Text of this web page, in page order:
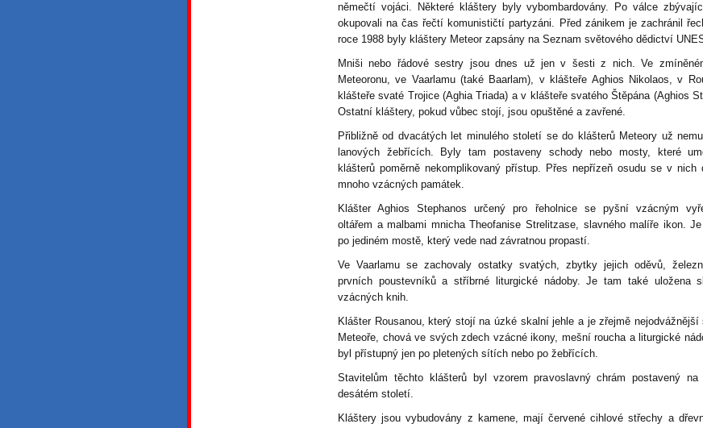
němečtí vojáci. Některé kláštery byly vybombardovány. Po válce
okupovali na čas řečtí komunističtí partyzáni. Před zánikem je zachránil
roce 1988 byly kláštery Meteor zapsány na Seznam světového dědictví
Mniši nebo řádové sestry jsou dnes už jen v šesti z nich. Ve
Meteoronu, ve Vaarlamu (také Baarlam), v klášteře Aghios Nikolaos, v
klášteře svaté Trojice (Aghia Triada) a v klášteře svatého Štěpána (Aghios
Ostatní kláštery, pokud vůbec stojí, jsou opuštěné a zavřené.
Přibližně od dvacátých let minulého století se do klášterů Meteory už
lanových žebřících. Byly tam postaveny schody nebo mosty, které
klášterů poměrně nekomplikovaný přístup. Přes nepřízeň osudu se v nich
mnoho vzácných památek.
Klášter Aghios Stephanos určený pro řeholnice se pyšní vzácným
oltářem a malbami mnicha Theofanise Strelitzase, slavného malíře ikon.
po jediném mostě, který vede nad závratnou propastí.
Ve Vaarlamu se zachovaly ostatky svatých, zbytky jejich oděvů,
prvních poustevníků a stříbrné liturgické nádoby. Je tam také uložena
vzácných knih.
Klášter Rousanou, který stojí na úzké skalní jehle a je zřejmě nejodvážnější
Meteoře, chová ve svých zdech vzácné ikony, mešní roucha a liturgické
byl přístupný jen po pletených sítích nebo po žebřících.
Stavitelům těchto klášterů byl vzorem pravoslavný chrám postavený
desátém století.
Kláštery jsou vybudovány z kamene, mají červené cihlové střechy a